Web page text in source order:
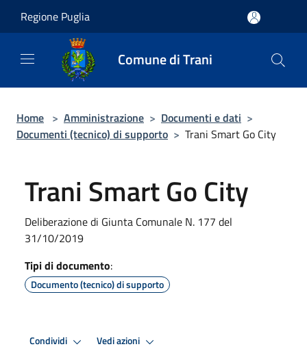
Regione Puglia
Comune di Trani
Home > Amministrazione > Documenti e dati >
Documenti (tecnico) di supporto > Trani Smart Go City
Trani Smart Go City
Deliberazione di Giunta Comunale N. 177 del
31/10/2019
Tipi di documento:
Documento (tecnico) di supporto
Condividi Vedi azioni